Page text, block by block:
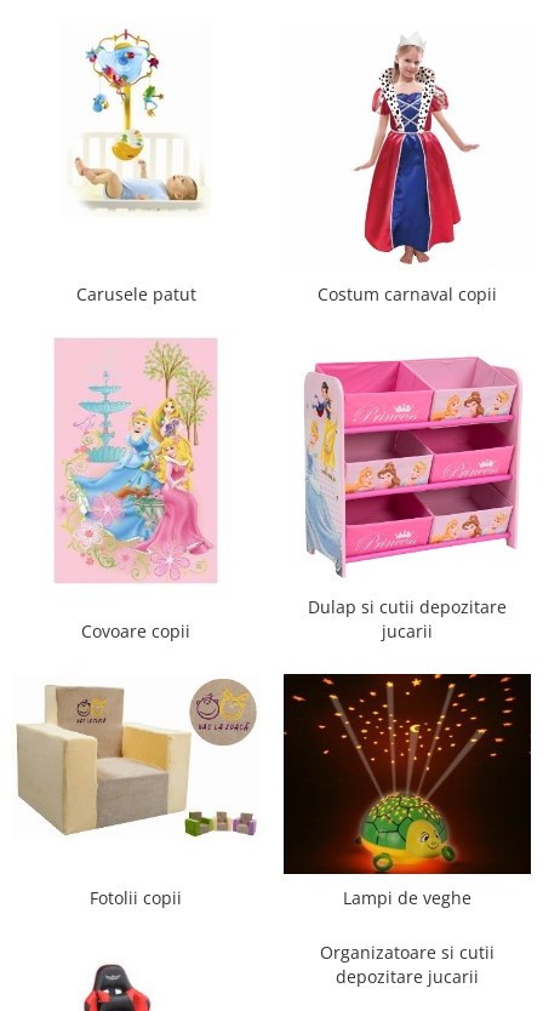
Dulap si cutii depozitare jucarii
Fotolii copii
Lampi de veghe
Mobilier Birou
Sac de dormit copii
Sac de dormit 60 cm
Sac de dormit 80 cm
Sac de dormit 100 cm
Sac de dormit 110 cm
Sac de dormit 120 cm
Sac de dormit 130 cm
Sac de dormit 140 cm
Sac de dormit 150 cm
Sac de dormit tineret
Saltele de infasat
Carusele patut Costum carnaval copii
Covoare copii
Dulap si cutii depozitare
jucarii
Fotolii copii Lampi de veghe
Organizatoare si cutii
depozitare jucarii